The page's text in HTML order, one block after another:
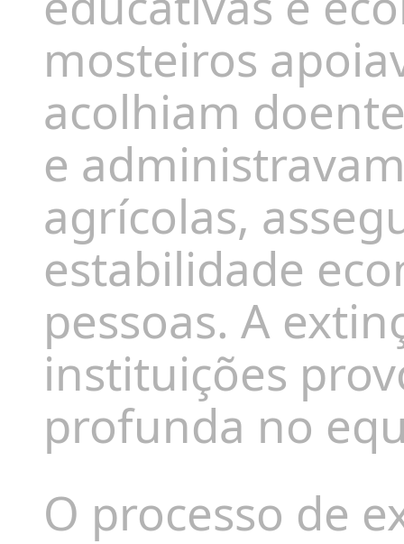
mosteiros
acolhiam
e
agrícolas,
estabilidade
pessoas. A
instituições
profunda no
O processo de